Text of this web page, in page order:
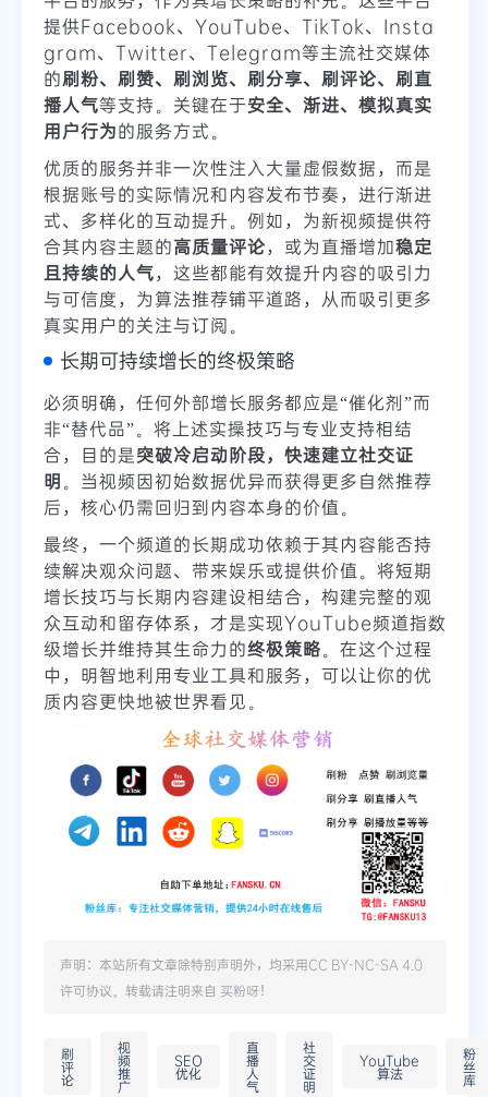
提供Facebook、YouTube、TikTok、Insta
gram、Twitter、Telegram等主流社交媒体
的刷粉、刷赞、刷浏览、刷分享、刷评论、刷直
播人气等支持。关键在于安全、渐进、模拟真实
用户行为的服务方式。
优质的服务并非一次性注入大量虚假数据，而是
根据账号的实际情况和内容发布节奏，进行渐进
式、多样化的互动提升。例如，为新视频提供符
合其内容主题的高质量评论，或为直播增加稳定
且持续的人气，这些都能有效提升内容的吸引力
与可信度，为算法推荐铺平道路，从而吸引更多
真实用户的关注与订阅。
长期可持续增长的终极策略
必须明确，任何外部增长服务都应是“催化剂”而
非“替代品”。将上述实操技巧与专业支持相结
合，目的是突破冷启动阶段，快速建立社交证
明 。当视频因初始数据优异而获得更多自然推荐
后，核心仍需回归到内容本身的价值。
最终，一个频道的长期成功依赖于其内容能否持
续解决观众问题、带来娱乐或提供价值。将短期
增长技巧与长期内容建设相结合，构建完整的观
众互动和留存体系，才是实现YouTube频道指数
级增长并维持其生命力的终极策略。在这个过程
中，明智地利用专业工具和服务，可以让你的优
质内容更快地被世界看见。
声明：本站所有文章除特别声明外，均采用CC BY-NC-SA 4.0
许可协议。转载请注明来自 买粉呀！
刷
评
论
视
频
推
广
SEO
优化
直
播
人
气
社
交
证
明
YouTube
算法
粉
丝
库